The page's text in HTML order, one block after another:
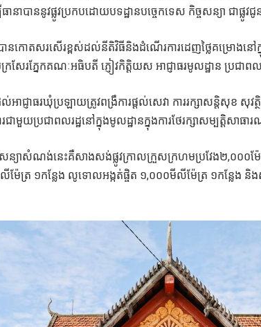
ានាបាននូវផ្លូវប្រកបដោយបទដ្ឋានបច្ចេកទេស កិច្ចសន្យា ជាផ្លូវ
ោតសរសើរខ្ពស់ដល់នីតិវិធីនិងដំណើរការដេញថ្លៃគម្រោងនៅក្
រសែរភ្នែកគណៈអធិបតី ភ្ញៀវកិត្តិយស អាជ្ញាធរមូលដ្ឋាន ប្រជាព
ជ្ញាធរឃុំប្រឡាយត្រូវពង្រឹការផ្ដល់សេវា ការរក្សាសន្តិសុខ សុវ
ាមួយប្រជាពលរដ្ឋនៅក្នុងមូលដ្ឋានក្នុងការថែរក្សាសម្បត្តិសាធ
សន្យាសំណង់នេះគឺសាងសង់ផ្លូវក្រាលក្រួសក្រហមប្រវែង២,០០០
ត្រ ១កន្លែង លូទោលអង្កត់ផ្ចិត ១,០០០មីលីម៉ែត្រ ១កន្លែង និងស្